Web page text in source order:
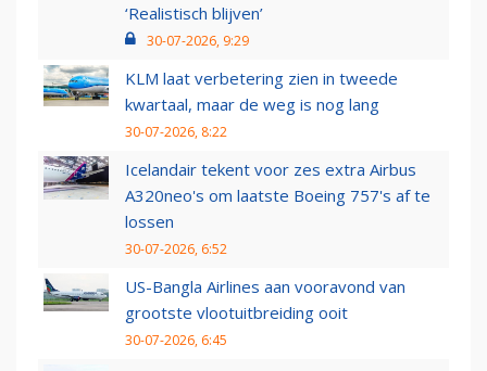
‘Realistisch blijven’
30-07-2026, 9:29
KLM laat verbetering zien in tweede
kwartaal, maar de weg is nog lang
30-07-2026, 8:22
Icelandair tekent voor zes extra Airbus
A320neo's om laatste Boeing 757's af te
lossen
30-07-2026, 6:52
US-Bangla Airlines aan vooravond van
grootste vlootuitbreiding ooit
30-07-2026, 6:45